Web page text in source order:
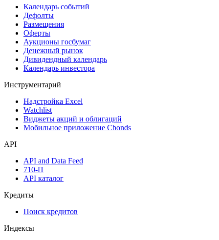
Календарь событий
Дефолты
Размещения
Оферты
Аукционы госбумаг
Денежный рынок
Дивидендный календарь
Календарь инвестора
Инструментарий
Надстройка Excel
Watchlist
Виджеты акций и облигаций
Мобильное приложение Cbonds
API
API and Data Feed
710-П
API каталог
Кредиты
Поиск кредитов
Индексы